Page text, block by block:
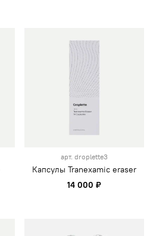
арт. droplette3
Капсулы Tranexamic eraser
14 000 ₽